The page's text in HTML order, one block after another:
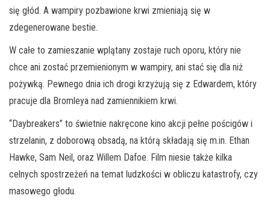
się głód. A wampiry pozbawione krwi zmieniają się w
zdegenerowane bestie.
W całe to zamieszanie wplątany zostaje ruch oporu, który nie
chce ani zostać przemienionym w wampiry, ani stać się dla niż
pożywką. Pewnego dnia ich drogi krzyżują się z Edwardem, który
pracuje dla Bromleya nad zamiennikiem krwi.
“Daybreakers” to świetnie nakręcone kino akcji pełne pościgów i
strzelanin, z doborową obsadą, na którą składają się m.in. Ethan
Hawke, Sam Neil, oraz Willem Dafoe. Film niesie także kilka
celnych spostrzeżeń na temat ludzkości w obliczu katastrofy, czy
masowego głodu.